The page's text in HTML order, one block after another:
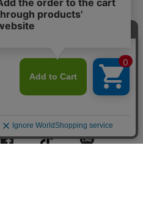
ご利用規約
特定商取引法に基づく表記